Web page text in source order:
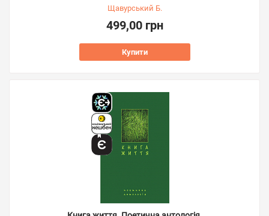
Щавурський Б.
499,00 грн
Купити